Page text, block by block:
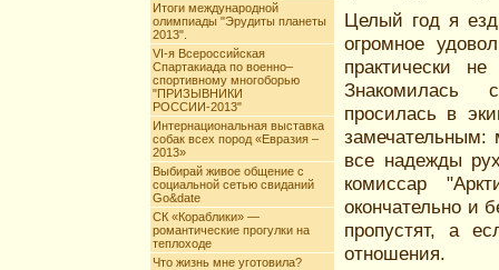
Итоги международной
олимпиады "Эрудиты планеты
2013".
VI-я Всероссийская
Спартакиада по военно–
спортивному многоборью
"ПРИЗЫВНИКИ
РОССИИ-2013"
Интернациональная выставка
собак всех пород «Евразия –
2013»
Выбирай живое общение с
социальной сетью свиданий
Go&date
СК «Кораблики» —
романтические прогулки на
теплоходе
Что жизнь мне уготовила?
Целый год я
огромное
практически
Знакомилась
просилась в
замечательным:
все надежды
комиссар
окончательно и
пропустят, а
отношения.